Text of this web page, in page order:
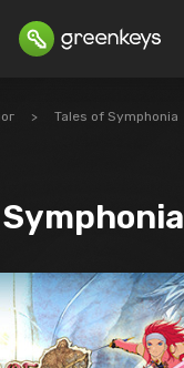
> Tales of Symphonia